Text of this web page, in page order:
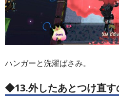
ハンガーと洗濯ばさみ。
◆13.外したあとつけ直す